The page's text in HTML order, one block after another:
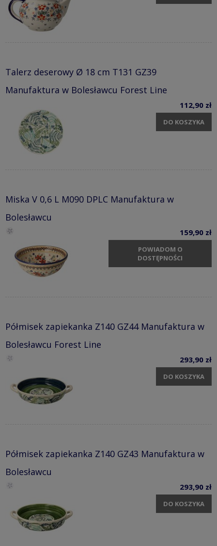
Talerz deserowy Ø 18 cm T131 GZ39
Manufaktura w Bolesławcu Forest Line
112,90 zł
DO KOSZYKA
Miska V 0,6 L M090 DPLC Manufaktura w
Bolesławcu
159,90 zł
POWIADOM O
DOSTĘPNOŚCI
Półmisek zapiekanka Z140 GZ44 Manufaktura w
Bolesławcu Forest Line
293,90 zł
DO KOSZYKA
Półmisek zapiekanka Z140 GZ43 Manufaktura w
Bolesławcu
293,90 zł
DO KOSZYKA